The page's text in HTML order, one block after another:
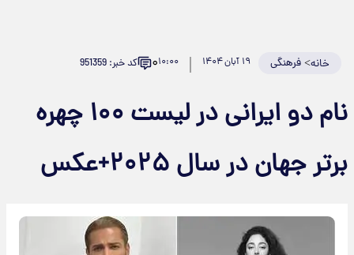
خانه>فرهنگی ۱۹ آبان ۱۴۰۴ ۱۰:۰۰۰ کد خبر: 951359
نام دو ایرانی در لیست ۱۰۰ چهره
برتر جهان در سال ۲۰۲۵+عکس